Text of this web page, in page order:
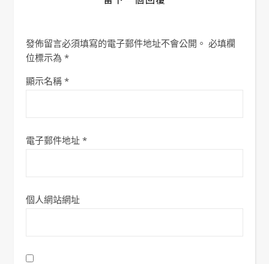
發佈留言必須填寫的電子郵件地址不會公開。 必填欄
位標示為 *
顯示名稱 *
電子郵件地址 *
個人網站網址